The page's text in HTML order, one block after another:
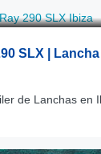
SLX | Lancha
de Lanchas en